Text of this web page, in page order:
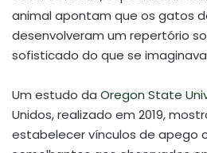
animal apontam que os gatos
desenvolveram um repertório
sofisticado do que se
Um estudo da Oregon State
Unidos, realizado em 2019,
estabelecer vínculos de apego